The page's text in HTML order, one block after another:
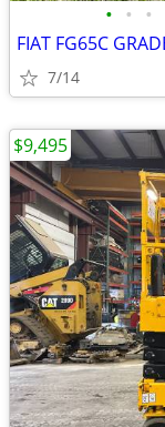
• • •
7/14
$9,495